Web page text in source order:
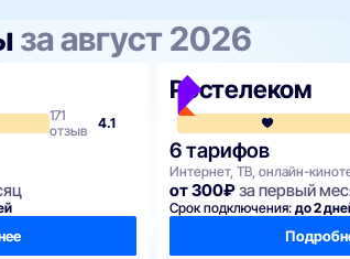
за август 2026
4.1
171
отзыв
Ростелеком
6 тарифов
Интернет, ТВ, онлайн-
от 300₽за первый
Срок подключения: до 2